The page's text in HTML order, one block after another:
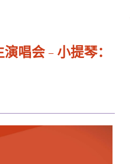
唱会 - 小提琴：